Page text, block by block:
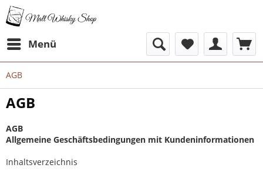
Menü
AGB
AGB
AGB
Allgemeine Geschäftsbedingungen mit Kundeninformationen
Inhaltsverzeichnis